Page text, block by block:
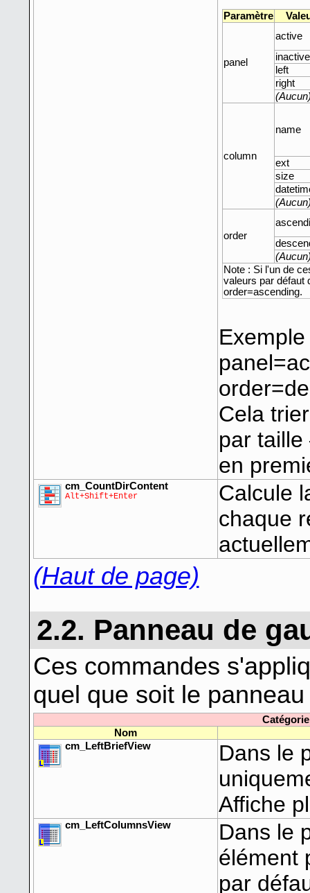
Paramètre
panel
active
inactive
left
right
column
name
ext
size
order
Note : Si l'un de
valeurs par défaut
order=ascending.
Cela
par
en
cm_CountDirContent
Alt+Shift+Enter
Calcule
chaque
(Haut de page)
2.2. Panneau de
Ces commandes
quel que soit le
Nom
cm_LeftBriefView
Dans le
Affiche
cm_LeftColumnsView
Dans le
élément
par